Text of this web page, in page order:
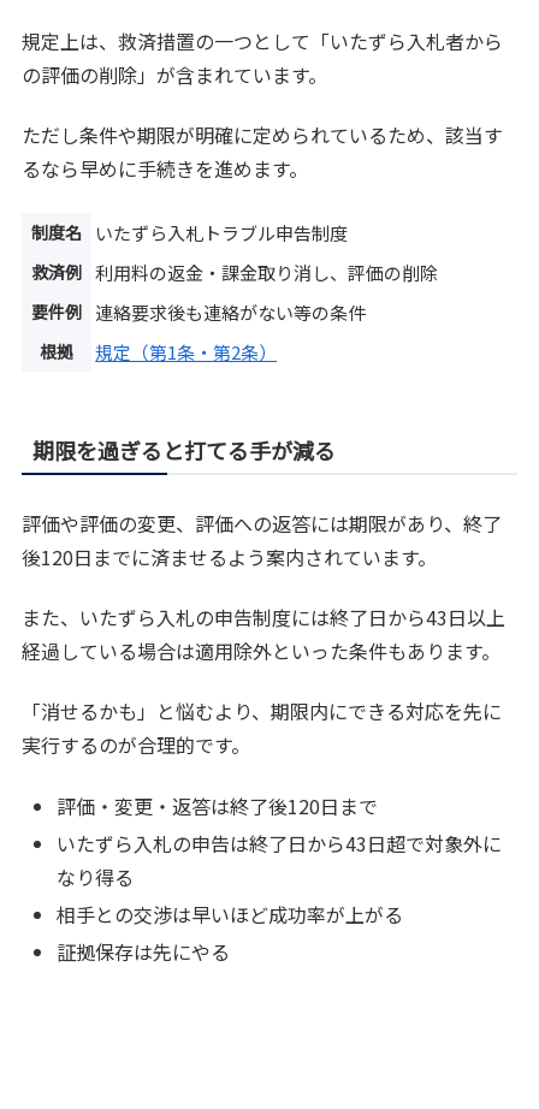
規定上は、救済措置の一つとして「いたずら入札者から
の評価の削除」が含まれています。
ただし条件や期限が明確に定められているため、該当す
るなら早めに手続きを進めます。
制度名 いたずら入札トラブル申告制度
救済例 利用料の返金・課金取り消し、評価の削除
要件例 連絡要求後も連絡がない等の条件
根拠 規定（第1条・第2条）
期限を過ぎると打てる手が減る
評価や評価の変更、評価への返答には期限があり、終了
後120日までに済ませるよう案内されています。
また、いたずら入札の申告制度には終了日から43日以上
経過している場合は適用除外といった条件もあります。
「消せるかも」と悩むより、期限内にできる対応を先に
実行するのが合理的です。
評価・変更・返答は終了後120日まで
いたずら入札の申告は終了日から43日超で対象外に
なり得る
相手との交渉は早いほど成功率が上がる
証拠保存は先にやる